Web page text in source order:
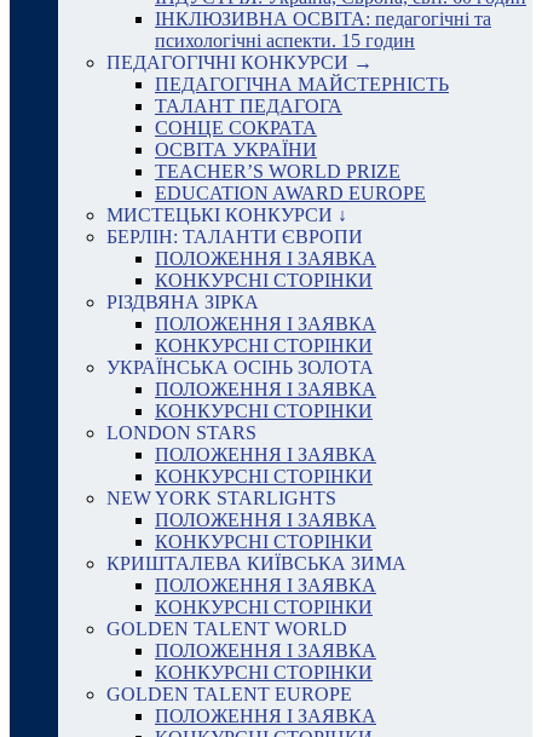
ІНКЛЮЗИВНА ОСВІТА: педагогічні та
психологічні аспекти. 15 годин
ПЕДАГОГІЧНІ КОНКУРСИ →
ПЕДАГОГІЧНА МАЙСТЕРНІСТЬ
ТАЛАНТ ПЕДАГОГА
СОНЦЕ СОКРАТА
ОСВІТА УКРАЇНИ
TEACHER’S WORLD PRIZE
EDUCATION AWARD EUROPE
МИСТЕЦЬКІ КОНКУРСИ ↓
БЕРЛІН: ТАЛАНТИ ЄВРОПИ
ПОЛОЖЕННЯ І ЗАЯВКА
КОНКУРСНІ СТОРІНКИ
РІЗДВЯНА ЗІРКА
ПОЛОЖЕННЯ І ЗАЯВКА
КОНКУРСНІ СТОРІНКИ
УКРАЇНСЬКА ОСІНЬ ЗОЛОТА
ПОЛОЖЕННЯ І ЗАЯВКА
КОНКУРСНІ СТОРІНКИ
LONDON STARS
ПОЛОЖЕННЯ І ЗАЯВКА
КОНКУРСНІ СТОРІНКИ
NEW YORK STARLIGHTS
ПОЛОЖЕННЯ І ЗАЯВКА
КОНКУРСНІ СТОРІНКИ
КРИШТАЛЕВА КИЇВСЬКА ЗИМА
ПОЛОЖЕННЯ І ЗАЯВКА
КОНКУРСНІ СТОРІНКИ
GOLDEN TALENT WORLD
ПОЛОЖЕННЯ І ЗАЯВКА
КОНКУРСНІ СТОРІНКИ
GOLDEN TALENT EUROPE
ПОЛОЖЕННЯ І ЗАЯВКА